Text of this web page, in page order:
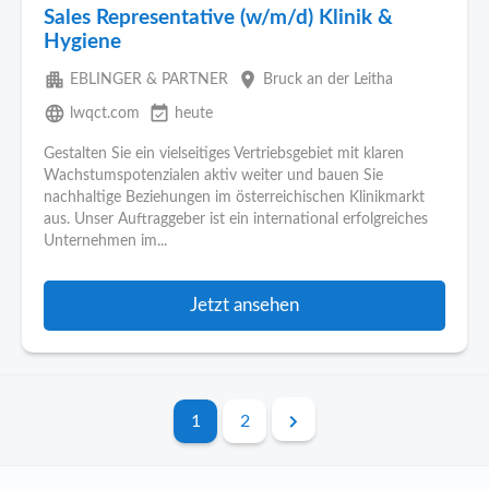
Sales Representative (w/m/d) Klinik &
Hygiene
apartment EBLINGER & PARTNER place Bruck an der Leitha
language lwqct.com event_available heute
Gestalten Sie ein vielseitiges Vertriebsgebiet mit klaren
Wachstumspotenzialen aktiv weiter und bauen Sie
nachhaltige Beziehungen im österreichischen Klinikmarkt
aus. Unser Auftraggeber ist ein international erfolgreiches
Unternehmen im...
Jetzt ansehen
1 2